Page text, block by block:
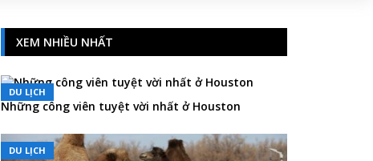
XEM NHIỀU NHẤT
DU LỊCH
Những công viên tuyệt vời nhất ở Houston
DU LỊCH